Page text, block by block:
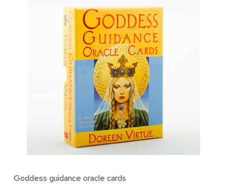
Goddess guidance oracle cards